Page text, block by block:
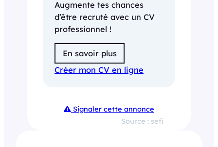
Augmente tes chances
d’être recruté avec un CV
professionnel !
En savoir plus
Créer mon CV en ligne
Signaler cette annonce
Source : sefi